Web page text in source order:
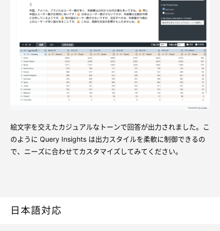
絵文字を交えたカジュアルなトーンで回答が出力されました。こ
のように Query Insights は出力スタイルを柔軟に制御できるの
で、ニーズに合わせてカスタマイズしてみてください。
日本語対応